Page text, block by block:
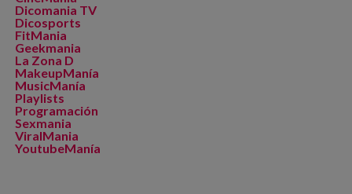
Dicomania TV
Dicosports
FitMania
Geekmania
La Zona D
MakeupManía
MusicManía
Playlists
Programación
Sexmania
ViralMania
YoutubeManía